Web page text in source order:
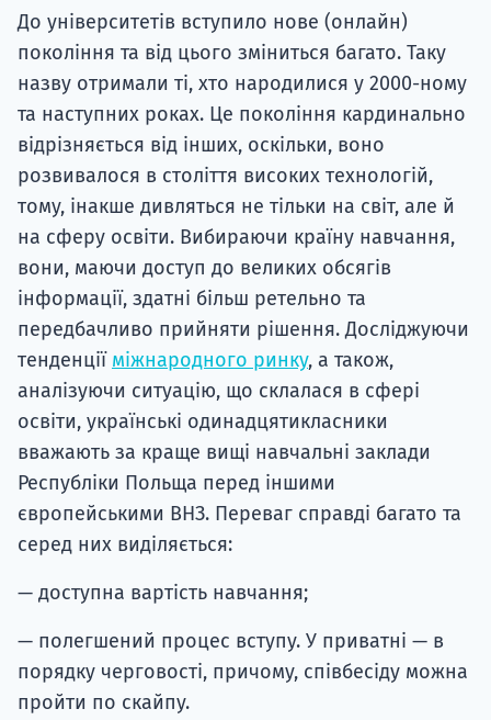
До університетів вступило нове (онлайн)
покоління та від цього зміниться багато. Таку
назву отримали ті, хто народилися у 2000-ному
та наступних роках. Це покоління кардинально
відрізняється від інших, оскільки, воно
розвивалося в століття високих технологій,
тому, інакше дивляться не тільки на світ, але й
на сферу освіти. Вибираючи країну навчання,
вони, маючи доступ до великих обсягів
інформації, здатні більш ретельно та
передбачливо прийняти рішення. Досліджуючи
тенденції міжнародного ринку, а також,
аналізуючи ситуацію, що склалася в сфері
освіти, українські одинадцятикласники
вважають за краще вищі навчальні заклади
Республіки Польща перед іншими
європейськими ВНЗ. Переваг справді багато та
серед них виділяється:
— доступна вартість навчання;
— полегшений процес вступу. У приватні — в
порядку черговості, причому, співбесіду можна
пройти по скайпу.